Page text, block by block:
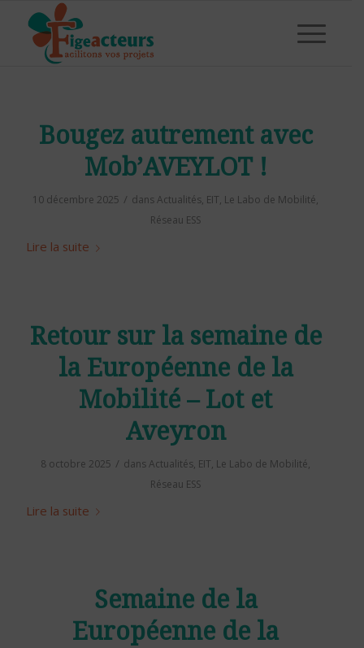
Bougez autrement avec
Mob’AVEYLOT !
10 décembre 2025 / dansActualités, EIT, Le Labo de Mobilité,
Réseau ESS
Lire la suite
Retour sur la semaine de
la Européenne de la
Mobilité – Lot et
Aveyron
8 octobre 2025 / dansActualités, EIT, Le Labo de Mobilité,
Réseau ESS
Lire la suite
Semaine de la
Européenne de la